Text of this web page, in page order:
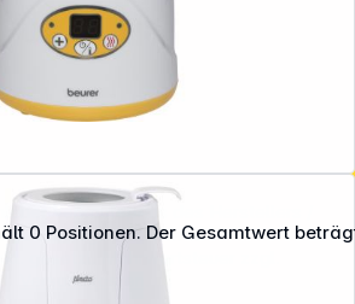
0 Positionen. Der Gesamtwert
Verkaufspreis des Herstellers /
zzgl. 19% Mwst.
gesetzl. Mehrwertsteuer zzgl.
Versandkosten